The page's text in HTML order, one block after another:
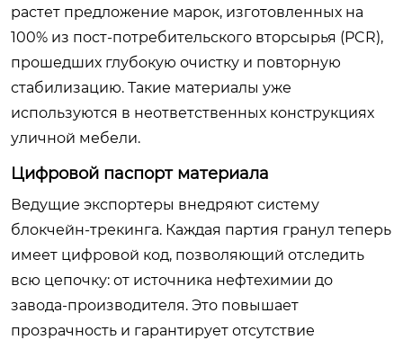
растет предложение марок, изготовленных на
100% из пост-потребительского вторсырья (PCR),
прошедших глубокую очистку и повторную
стабилизацию. Такие материалы уже
используются в неответственных конструкциях
уличной мебели.
Цифровой паспорт материала
Ведущие экспортеры внедряют систему
блокчейн-трекинга. Каждая партия гранул теперь
имеет цифровой код, позволяющий отследить
всю цепочку: от источника нефтехимии до
завода-производителя. Это повышает
прозрачность и гарантирует отсутствие